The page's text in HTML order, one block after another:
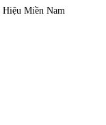
Miền Nam